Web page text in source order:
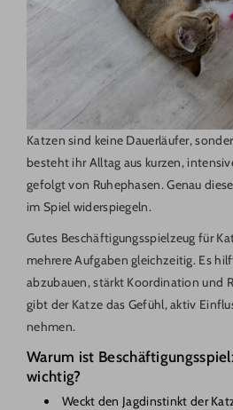
Katzen sind keine Dauerläufer,
besteht ihr Alltag aus kurzen,
gefolgt von Ruhephasen. Genau
im Spiel widerspiegeln.
Gutes Beschäftigungsspielzeug für
mehrere Aufgaben gleichzeitig. Es
abzubauen, stärkt Koordination und
gibt der Katze das Gefühl, aktiv
nehmen.
Warum ist
wichtig?
Weckt den Jagdinstinkt der